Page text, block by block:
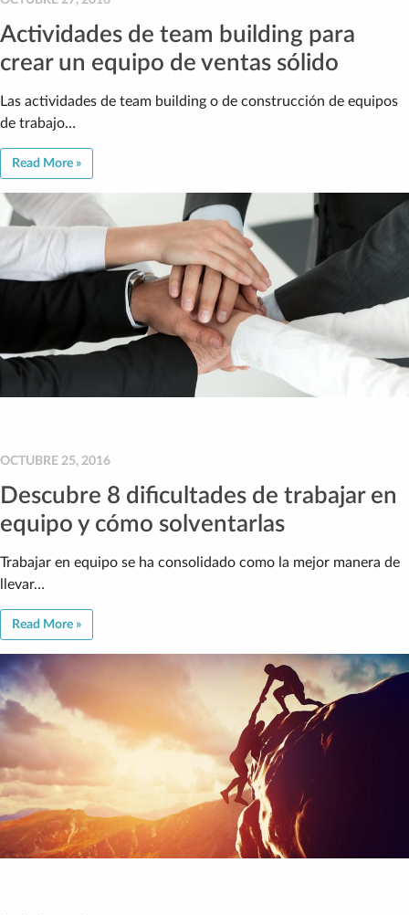
Actividades de team building para
crear un equipo de ventas sólido
Las actividades de team building o de construcción de equipos
de trabajo…
Read More »
OCTUBRE 25, 2016
Descubre 8 dificultades de trabajar en
equipo y cómo solventarlas
Trabajar en equipo se ha consolidado como la mejor manera de
llevar…
Read More »